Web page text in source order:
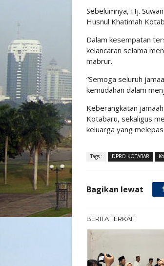
Sebelumnya, Hj.
Husnul Khatimah
Dalam kesempatan
kelancaran selama
mabrur.
“Semoga seluruh
kemudahan dalam
Keberangkatan
Kotabaru, sekaligus
keluarga yang
Tags : DPRD KOTABAR
Bagikan lewat
BERITA TERKAIT